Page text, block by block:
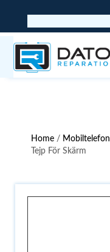
Home / Mobiltelefon
Tejp För Skärm